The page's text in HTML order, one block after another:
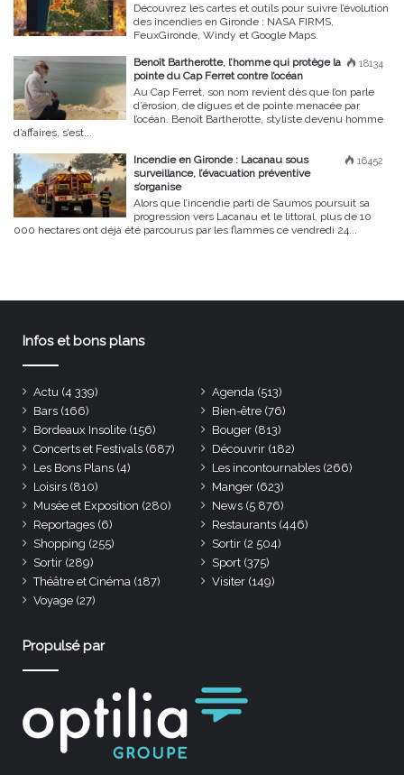
Découvrez les cartes et outils pour suivre l’évolution
des incendies en Gironde : NASA FIRMS,
FeuxGironde, Windy et Google Maps.
18134
Benoît Bartherotte, l’homme qui protège la
pointe du Cap Ferret contre l’océan
Au Cap Ferret, son nom revient dès que l’on parle
d’érosion, de digues et de pointe menacée par
l’océan. Benoît Bartherotte, styliste devenu homme
d’affaires, s’est...
16452
Incendie en Gironde : Lacanau sous
surveillance, l’évacuation préventive
s’organise
Alors que l’incendie parti de Saumos poursuit sa
progression vers Lacanau et le littoral, plus de 10
000 hectares ont déjà été parcourus par les flammes ce vendredi 24...
Infos et bons plans
Actu (4 339) Agenda (513)
Bars (166) Bien-être (76)
Bordeaux Insolite (156) Bouger (813)
Concerts et Festivals (687) Découvrir (182)
Les Bons Plans (4) Les incontournables (266)
Loisirs (810) Manger (623)
Musée et Exposition (280) News (5 876)
Reportages (6) Restaurants (446)
Shopping (255) Sortir (2 504)
Sortir (289) Sport (375)
Théâtre et Cinéma (187) Visiter (149)
Voyage (27)
Propulsé par